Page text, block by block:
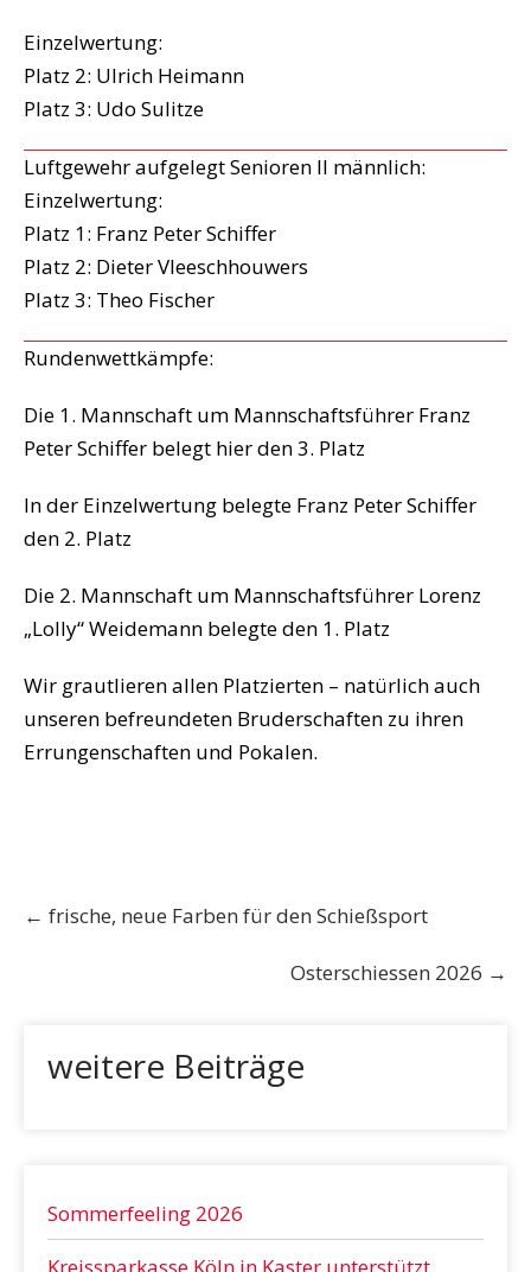
Einzelwertung:
Platz 2: Ulrich Heimann
Platz 3: Udo Sulitze
Luftgewehr aufgelegt Senioren II männlich:
Einzelwertung:
Platz 1: Franz Peter Schiffer
Platz 2: Dieter Vleeschhouwers
Platz 3: Theo Fischer
Rundenwettkämpfe:
Die 1. Mannschaft um Mannschaftsführer Franz
Peter Schiffer belegt hier den 3. Platz
In der Einzelwertung belegte Franz Peter Schiffer
den 2. Platz
Die 2. Mannschaft um Mannschaftsführer Lorenz
„Lolly“ Weidemann belegte den 1. Platz
Wir grautlieren allen Platzierten – natürlich auch
unseren befreundeten Bruderschaften zu ihren
Errungenschaften und Pokalen.
Post
navigation
← frische, neue Farben für den Schießsport
Osterschiessen 2026 →
weitere Beiträge
Sommerfeeling 2026